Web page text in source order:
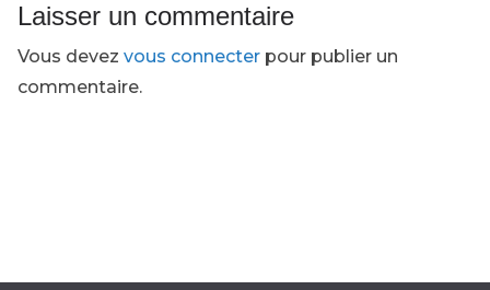
Laisser un commentaire
Vous devez vous connecter pour publier un
commentaire.